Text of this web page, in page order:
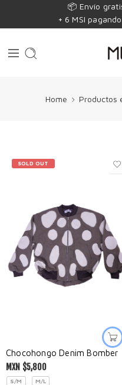
📦 Envío
+ 6 MSI
Home Productos
SOLD OUT
Chocohongo Denim Bomber
MXN $5,800
S/M M/L